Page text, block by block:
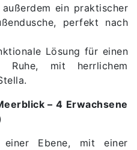
ein praktischer
perfekt nach
Lösung für einen
Ruhe, mit herrlichem
– 4 Erwachsene
einer Ebene, mit einer